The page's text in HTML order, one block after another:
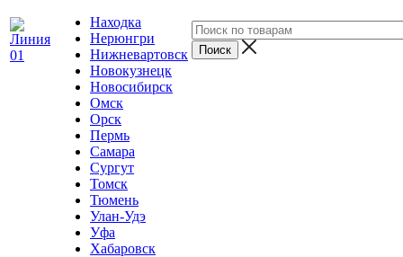
Находка
Нерюнгри
Нижневартовск
Новокузнецк
Новосибирск
Омск
Орск
Пермь
Самара
Сургут
Томск
Тюмень
Улан-Удэ
Уфа
Хабаровск